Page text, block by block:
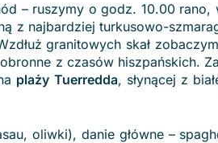
– ruszymy o godz. 10.00
z najbardziej turkusowo-
granitowych skał
z czasów hiszpańskich.
plaży Tuerredda, słynącej z
oliwki), danie główne –